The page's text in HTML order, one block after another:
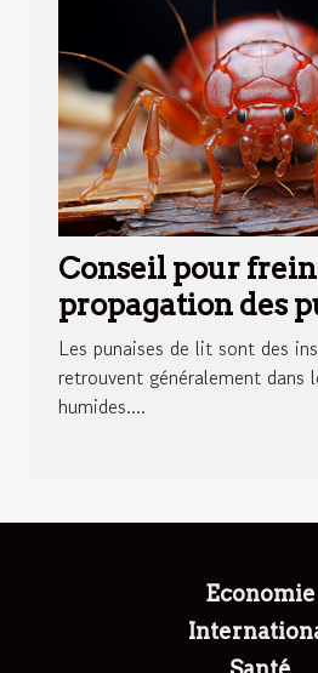
Conseil pour
propagation des
lit dans le monde
Les punaises de lit sont des
retrouvent généralement dans
humides....
Economie